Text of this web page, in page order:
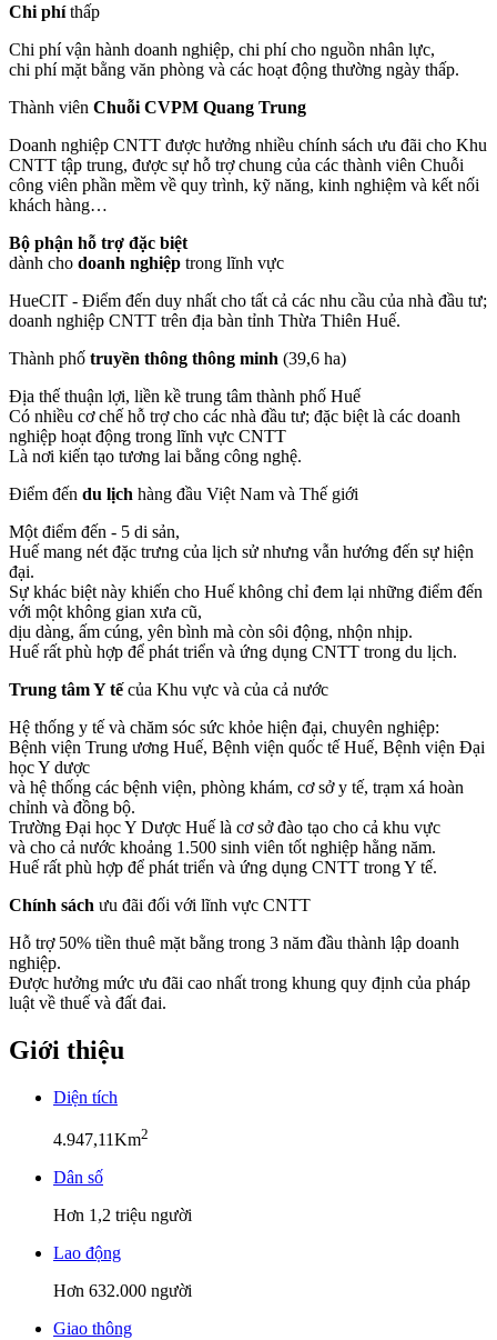
Chi phíthấp
Chi phí vận hành doanh nghiệp, chi phí cho nguồn nhân lực,
chi phí mặt bằng văn phòng và các hoạt động thường ngày thấp.
Thành viên Chuỗi CVPM Quang Trung
Doanh nghiệp CNTT được hưởng nhiều chính sách ưu đãi cho Khu
CNTT tập trung, được sự hỗ trợ chung của các thành viên Chuỗi
công viên phần mềm về quy trình, kỹ năng, kinh nghiệm và kết nối
khách hàng…
Bộ phận hỗ trợ đặc biệt
dành cho doanh nghiệp trong lĩnh vực
HueCIT - Điểm đến duy nhất cho tất cả các nhu cầu của nhà đầu tư;
doanh nghiệp CNTT trên địa bàn tỉnh Thừa Thiên Huế.
Thành phố truyền thông thông minh (39,6 ha)
Địa thế thuận lợi, liền kề trung tâm thành phố Huế
Có nhiều cơ chế hỗ trợ cho các nhà đầu tư; đặc biệt là các doanh
nghiệp hoạt động trong lĩnh vực CNTT
Là nơi kiến tạo tương lai bằng công nghệ.
Điểm đến du lịch hàng đầu Việt Nam và Thế giới
Một điểm đến - 5 di sản,
Huế mang nét đặc trưng của lịch sử nhưng vẫn hướng đến sự hiện
đại.
Sự khác biệt này khiến cho Huế không chỉ đem lại những điểm đến
với một không gian xưa cũ,
dịu dàng, ấm cúng, yên bình mà còn sôi động, nhộn nhịp.
Huế rất phù hợp để phát triển và ứng dụng CNTT trong du lịch.
Trung tâm Y tếcủa Khu vực và của cả nước
Hệ thống y tế và chăm sóc sức khỏe hiện đại, chuyên nghiệp:
Bệnh viện Trung ương Huế, Bệnh viện quốc tế Huế, Bệnh viện Đại
học Y dược
và hệ thống các bệnh viện, phòng khám, cơ sở y tế, trạm xá hoàn
chỉnh và đồng bộ.
Trường Đại học Y Dược Huế là cơ sở đào tạo cho cả khu vực
và cho cả nước khoảng 1.500 sinh viên tốt nghiệp hằng năm.
Huế rất phù hợp để phát triển và ứng dụng CNTT trong Y tế.
Chính sách ưu đãi đối với lĩnh vực CNTT
Hỗ trợ 50% tiền thuê mặt bằng trong 3 năm đầu thành lập doanh
nghiệp.
Được hưởng mức ưu đãi cao nhất trong khung quy định của pháp
luật về thuế và đất đai.
Giới thiệu
Diện tích
4.947,11Km2
Dân số
Hơn 1,2 triệu người
Lao động
Hơn 632.000 người
Giao thông